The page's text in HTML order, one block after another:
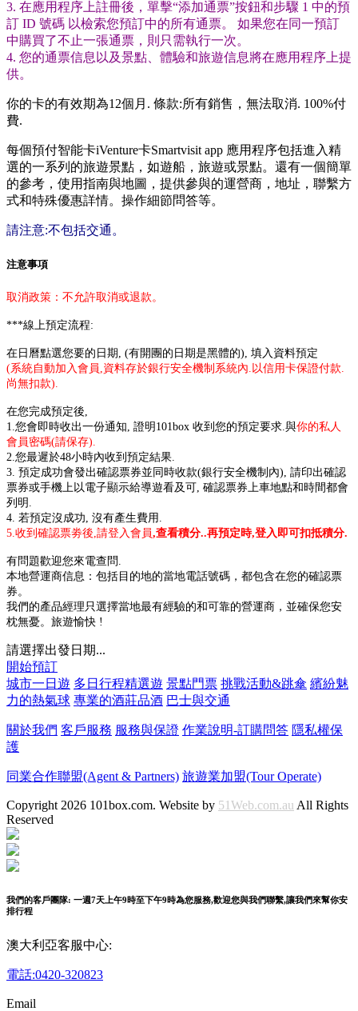
3. 在應用程序上註冊後，單擊“添加通票”按鈕和步驟 1 中的預
訂 ID 號碼 以檢索您預訂中的所有通票。 如果您在同一預訂
中購買了不止一張通票，則只需執行一次。
4. 您的通票信息以及景點、體驗和旅遊信息將在應用程序上提
供。
你的卡的有效期為12個月. 條款:所有銷售，無法取消. 100%付
費.
每個預付智能卡iVenture卡Smartvisit app 應用程序包括進入精
選的一系列的旅遊景點，如遊船，旅遊或景點。還有一個簡單
的參考，使用指南與地圖，提供參與的運營商，地址，聯繫方
式和特殊優惠詳情。操作細節問答等。
請注意:不包括交通 。
注意事項
取消政策：不允許取消或退款。
***線上預定流程:
在日曆點選您要的日期, (有開團的日期是黑體的), 填入資料預定
(系統自動加入會員,資料存於銀行安全機制系統內.以信用卡保證付款.
尚無扣款).
在您完成預定後,
1.您會即時收出一份通知, 證明101box 收到您的預定要求.與你的私人
會員密碼(請保存).
2.您最遲於48小時內收到預定結果.
3. 預定成功會發出確認票券並同時收款(銀行安全機制內), 請印出確認
票券或手機上以電子顯示給導遊看及可, 確認票券上車地點和時間都會
列明.
4. 若預定沒成功, 沒有產生費用.
5.收到確認票劵後,請登入會員,查看積分..再預定時,登入即可扣抵積分.
有問題歡迎您來電查問.
本地營運商信息：包括目的地的當地電話號碼，都包含在您的確認票
券。
我們的產品經理只選擇當地最有經驗的和可靠的營運商，並確保您安
枕無憂。旅遊愉快 !
請選擇出發日期...
開始預訂
城市一日遊 多日行程精選遊 景點門票 挑戰活動&跳傘 繽紛魅
力的熱氣球 專業的酒莊品酒 巴士與交通
關於我們 客戶服務 服務與保證 作業說明-訂購問答 隱私權保
護
同業合作聯盟(Agent & Partners) 旅遊業加盟(Tour Operate)
Copyright 2026 101box.com. Website by 51Web.com.au All Rights
Reserved
我們的客戶團隊: 一週7天上午9時至下午9時為您服務,歡迎您與我們聯繫,讓我們來幫你安
排行程
澳大利亞客服中心:
電話:0420-320823
Email